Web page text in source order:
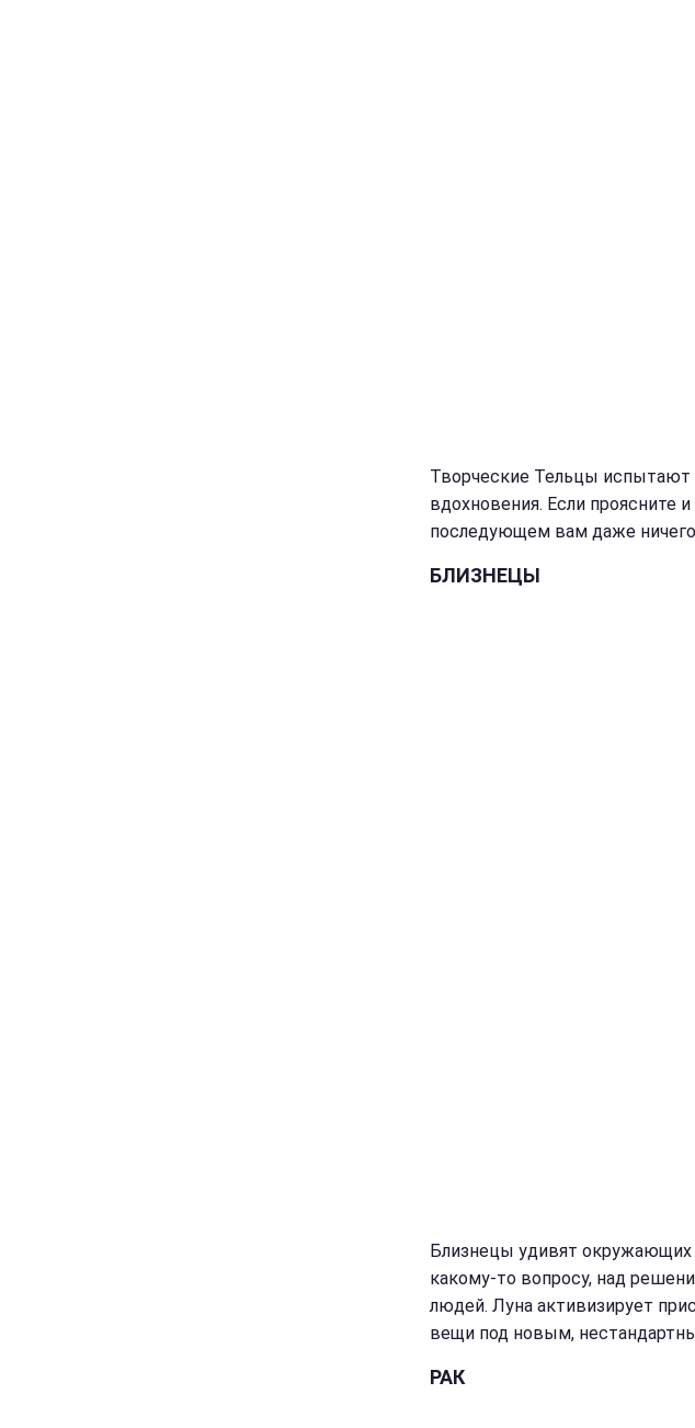
Творческие Тельцы испытают
вдохновения. Если проясните
последующем вам даже ничего
БЛИЗНЕЦЫ
Близнецы удивят
какому-то вопросу, над
людей. Луна активизирует
вещи под новым,
РАК